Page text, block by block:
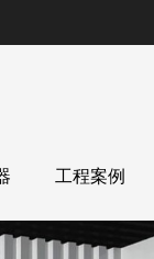
工程案例